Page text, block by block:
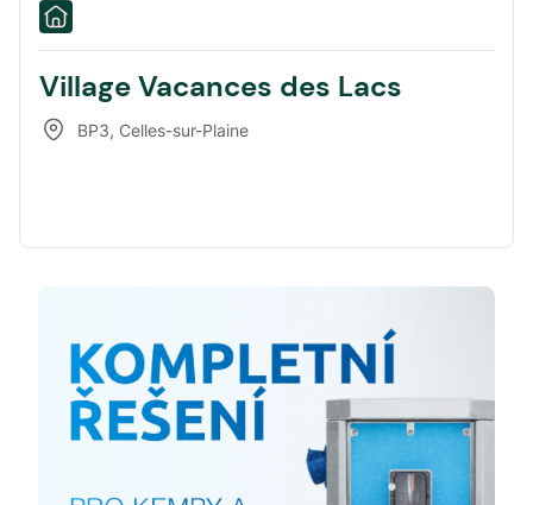
Village Vacances des Lacs
BP3, Celles-sur-Plaine